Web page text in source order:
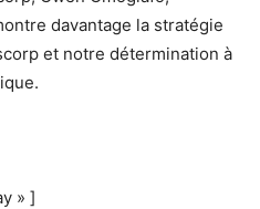
davantage la stratégie
et notre détermination à
» ]